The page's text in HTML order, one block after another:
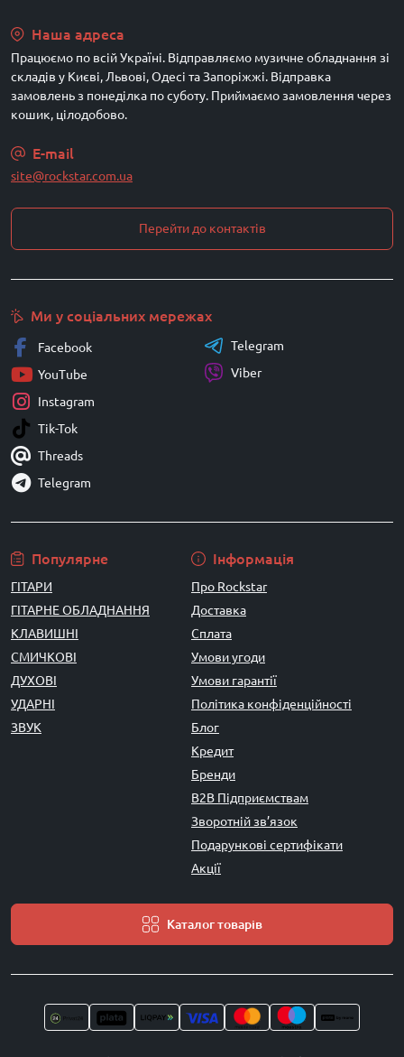
Наша адреса
Працюємо по всій Україні. Відправляємо музичне обладнання зі
складів у Києві, Львові, Одесі та Запоріжжі. Відправка
замовлень з понеділка по суботу. Приймаємо замовлення через
кошик, цілодобово.
E-mail
site@rockstar.com.ua
Перейти до контактів
Популярне
ГІТАРИ
ГІТАРНЕ ОБЛАДНАННЯ
КЛАВИШНІ
СМИЧКОВІ
ДУХОВІ
УДАРНІ
ЗВУК
Інформація
Про Rockstar
Доставка
Сплата
Умови угоди
Умови гарантії
Політика конфіденційності
Блог
Кредит
Бренди
B2B Підприємствам
Зворотній зв’язок
Подарункові сертифікати
Акції
Каталог товарів
Ми у соціальних мережах
Facebook
YouTube
Instagram
Tik-Tok
Threads
Telegram
Telegram
Viber